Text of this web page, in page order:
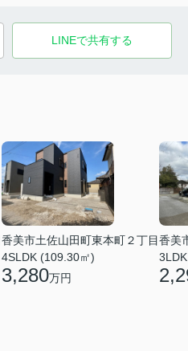
LINEで共有する
香美市土佐山田町東本町２丁目
4SLDK (109.30㎡)
3,280万円
香美